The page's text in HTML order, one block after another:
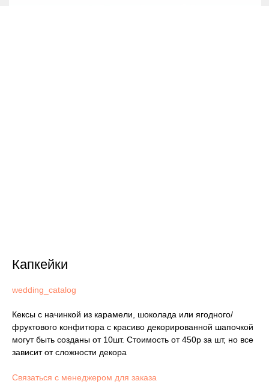
Капкейки
wedding_catalog
Кексы с начинкой из карамели, шоколада или ягодного/
фруктового конфитюра с красиво декорированной шапочкой
могут быть созданы от 10шт. Стоимость от 450р за шт, но все
зависит от сложности декора
Связаться с менеджером для заказа